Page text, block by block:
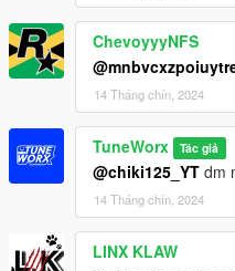
ChevoyyyNFS
14 Tháng chín, 2024
TuneWorx Tác giả
@chiki125_YT dm
14 Tháng chín, 2024
LINX KLAW